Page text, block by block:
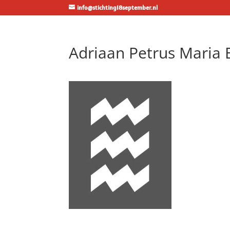
info@stichting18september.nl
Adriaan Petrus Maria